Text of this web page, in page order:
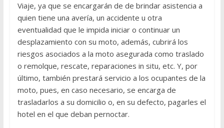
Viaje, ya que se encargarán de de brindar asistencia a
quien tiene una avería, un accidente u otra
eventualidad que le impida iniciar o continuar un
desplazamiento con su moto, además, cubrirá los
riesgos asociados a la moto asegurada como traslado
o remolque, rescate, reparaciones in situ, etc. Y, por
último, también prestará servicio a los ocupantes de la
moto, pues, en caso necesario, se encarga de
trasladarlos a su domicilio o, en su defecto, pagarles el
hotel en el que deban pernoctar.